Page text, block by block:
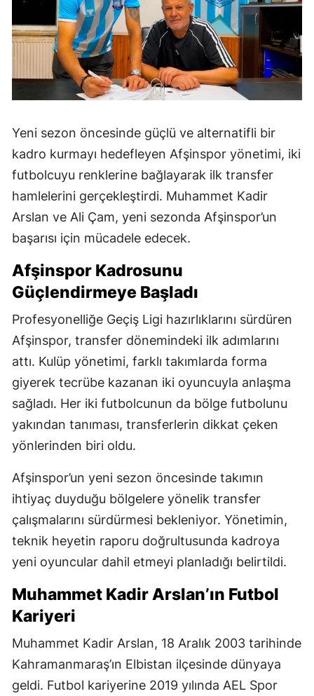
Yeni sezon öncesinde güçlü ve alternatifli bir
kadro kurmayı hedefleyen Afşinspor yönetimi, iki
futbolcuyu renklerine bağlayarak ilk transfer
hamlelerini gerçekleştirdi. Muhammet Kadir
Arslan ve Ali Çam, yeni sezonda Afşinspor’un
başarısı için mücadele edecek.
Afşinspor Kadrosunu
Güçlendirmeye Başladı
Profesyonelliğe Geçiş Ligi hazırlıklarını sürdüren
Afşinspor, transfer dönemindeki ilk adımlarını
attı. Kulüp yönetimi, farklı takımlarda forma
giyerek tecrübe kazanan iki oyuncuyla anlaşma
sağladı. Her iki futbolcunun da bölge futbolunu
yakından tanıması, transferlerin dikkat çeken
yönlerinden biri oldu.
Afşinspor’un yeni sezon öncesinde takımın
ihtiyaç duyduğu bölgelere yönelik transfer
çalışmalarını sürdürmesi bekleniyor. Yönetimin,
teknik heyetin raporu doğrultusunda kadroya
yeni oyuncular dahil etmeyi planladığı belirtildi.
Muhammet Kadir Arslan’ın Futbol
Kariyeri
Muhammet Kadir Arslan, 18 Aralık 2003 tarihinde
Kahramanmaraş’ın Elbistan ilçesinde dünyaya
geldi. Futbol kariyerine 2019 yılında AEL Spor